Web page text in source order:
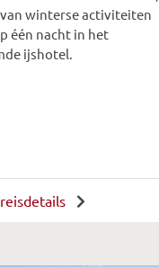
winterse activiteiten
één nacht in het
ijshotel.